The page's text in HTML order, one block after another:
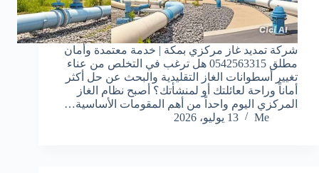
شركة تمديد غاز مركزي بمكة | خدمة معتمدة وأمان
مطلق 0542563315 هل ترغب في التخلص من عناء
تغيير أسطوانات الغاز التقليدية والبحث عن حل أكثر
أماناً وراحة لعائلتك أو لمنشأتك؟ أصبح نظام الغاز
المركزي اليوم واحداً من أهم المقومات الأساسية…
Me
13 يوليو، 2026